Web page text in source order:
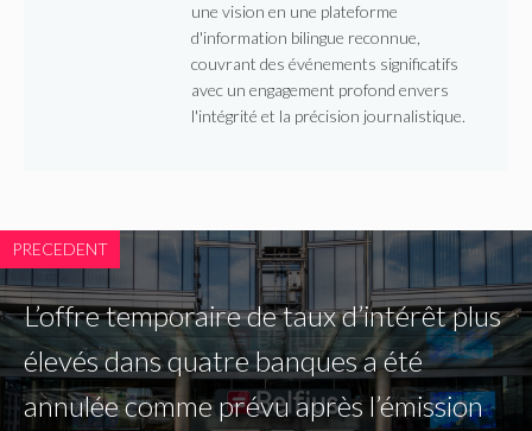
une vision en une plateforme
d'information bilingue reconnue,
couvrant des événements significatifs
avec un engagement profond envers
l'intégrité et la précision journalistique.
PRECEDENT
L’offre temporaire de taux d’intérêt plus
élevés dans quatre banques a été
annulée comme prévu après l’émission